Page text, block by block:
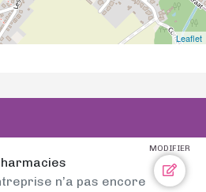
Leaflet
MODIFIER
n’a pas encore